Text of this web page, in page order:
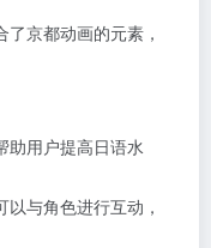
京都动画的元素，
助用户提高日语水
以与角色进行互动，